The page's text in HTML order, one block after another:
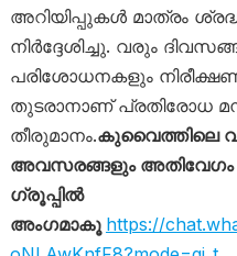
അറിയിപ്പുകൾ മാത്രം
നിർദ്ദേശിച്ചു. വരും
പരിശോധനകളും
തുടരാനാണ് പ്രതിരോധ
തീരുമാനം.കുവൈത്തിലെ
അവസരങ്ങളും അതിവേഗം
ഗ്രൂപ്പിൽ
അംഗമാകൂ https://